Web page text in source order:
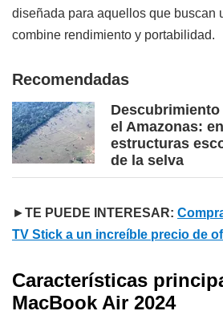
diseñada para aquellos que buscan
combine rendimiento y portabilidad.
Recomendadas
el Amazonas:
estructuras
de la selva
►TE PUEDE INTERESAR:
TV Stick a un increíble precio de
Características
MacBook Air 2024